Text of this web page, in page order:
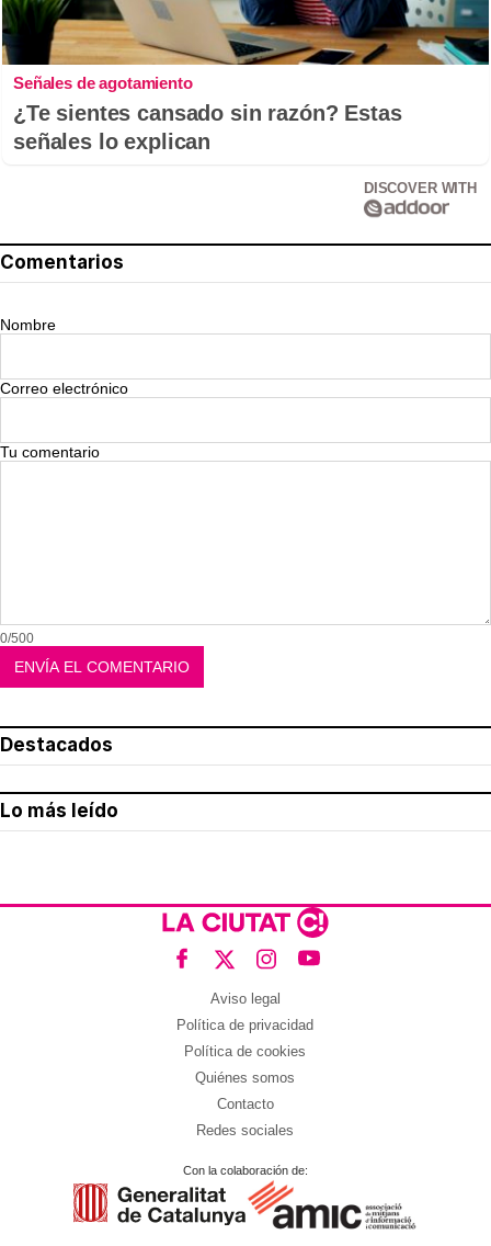
Señales de agotamiento
¿Te sientes cansado sin razón? Estas
señales lo explican
DISCOVER WITH
Comentarios
Nombre
Correo electrónico
Tu comentario
0/500
Destacados
Lo más leído
Aviso legal
Política de privacidad
Política de cookies
Quiénes somos
Contacto
Redes sociales
Con la colaboración de: